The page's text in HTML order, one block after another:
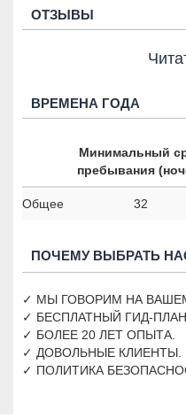
ОТЗЫВЫ
ВРЕМЕНА ГОДА
Минимальный
пребывания
Общее 32
ПОЧЕМУ ВЫБРАТЬ
✓ МЫ ГОВОРИМ НА
✓ БЕСПЛАТНЫЙ ГИД-
✓ БОЛЕЕ 20 ЛЕТ ОПЫТА.
✓ ДОВОЛЬНЫЕ КЛИЕНТЫ.
✓ ПОЛИТИКА